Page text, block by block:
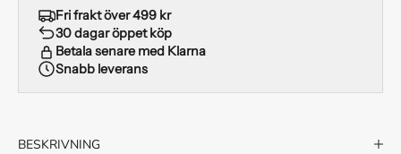
Fri frakt över 499 kr
30 dagar öppet köp
Betala senare med Klarna
Snabb leverans
BESKRIVNING